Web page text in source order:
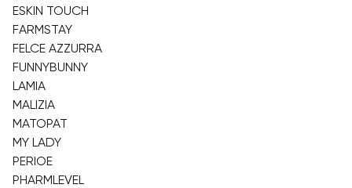
ESKIN TOUCH
FARMSTAY
FELCE AZZURRA
FUNNYBUNNY
LAMIA
MALIZIA
MATOPAT
MY LADY
PERIOE
PHARMLEVEL